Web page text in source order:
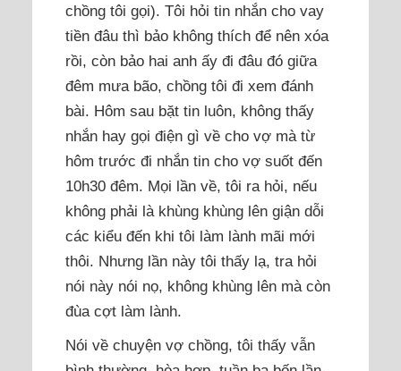
chồng tôi gọi). Tôi hỏi tin nhắn cho vay
tiền đâu thì bảo không thích để nên xóa
rồi, còn bảo hai anh ấy đi đâu đó giữa
đêm mưa bão, chồng tôi đi xem đánh
bài. Hôm sau bặt tin luôn, không thấy
nhắn hay gọi điện gì về cho vợ mà từ
hôm trước đi nhắn tin cho vợ suốt đến
10h30 đêm. Mọi lần về, tôi ra hỏi, nếu
không phải là khùng khùng lên giận dỗi
các kiểu đến khi tôi làm lành mãi mới
thôi. Nhưng lần này tôi thấy lạ, tra hỏi
nói này nói nọ, không khùng lên mà còn
đùa cợt làm lành.
Nói về chuyện vợ chồng, tôi thấy vẫn